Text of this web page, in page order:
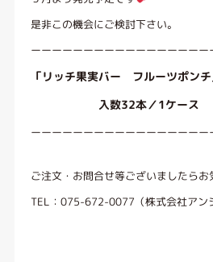
是非この機会にご検討下さい。
ーーーーーーーーーーーーーーーーー
「リッチ果実バー フルーツポンチ
入数32本／1ケース
ーーーーーーーーーーーーーーーーー
ご注文・お問合せ等ございましたらお
TEL：075-672-0077（株式会社アン